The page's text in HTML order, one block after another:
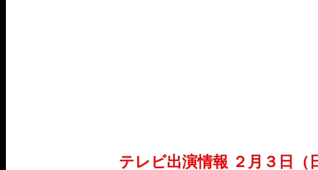
テレビ出演情報 ２月３日